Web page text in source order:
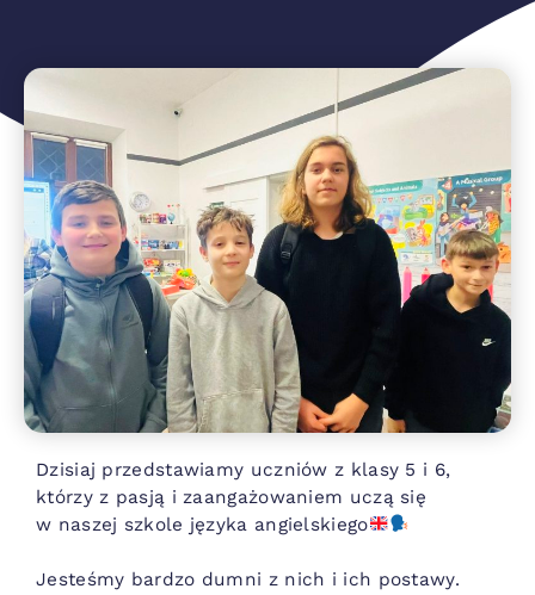
Dzisiaj przedstawiamy uczniów z klasy 5 i 6,
którzy z pasją i zaangażowaniem uczą się
w naszej szkole języka angielskiego
Jesteśmy bardzo dumni z nich i ich postawy.